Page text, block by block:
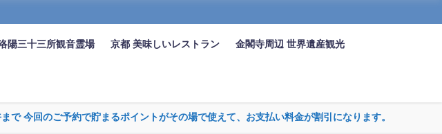
陽三十三所観音霊場 京都 美味しいレストラン 金閣寺周辺 世界遺産観光
今回のご予約で貯まるポイントがその場で使えて、お支払い料金が割引になります。